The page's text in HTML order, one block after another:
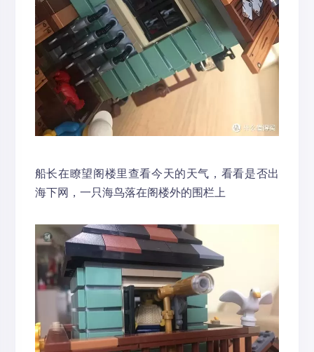
船长在瞭望阁楼里查看今天的天气，看看是否出
海下网，一只海鸟落在阁楼外的围栏上